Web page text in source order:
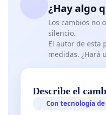
¿Hay algo
Los cambios no
silencio.
El autor de esta
medidas. ¿Hará
Describe el
Con tecnología